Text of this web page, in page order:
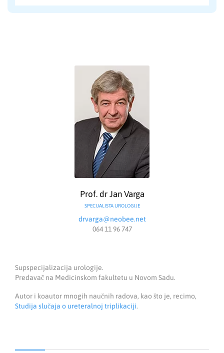
Prof. dr Jan Varga
SPECIJALISTA UROLOGIJE
drvarga@neobee.net
064 11 96 747
Supspecijalizacija urologije.
Predavač na Medicinskom fakultetu u Novom Sadu.
Autor i koautor mnogih naučnih radova, kao što je, recimo,
Studija slučaja o ureteralnoj triplikaciji.